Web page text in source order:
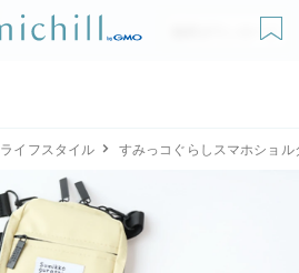
無料ダウンロード
ライフスタイル すみっコぐらしスマホショル